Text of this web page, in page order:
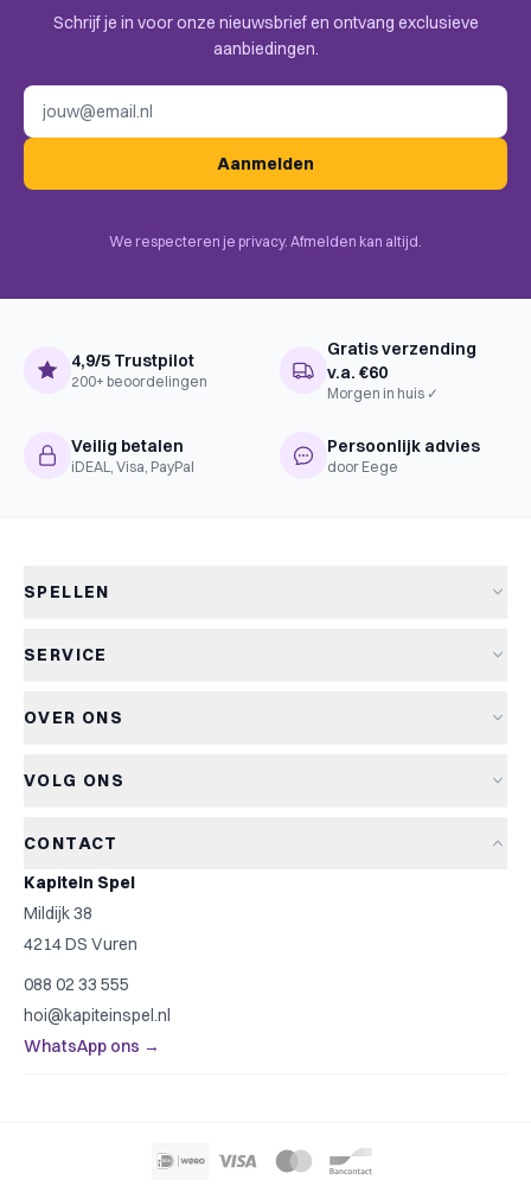
Categories
Mechanics
Complexiteit
Ravensburger
Schrijf je in voor onze nieuwsbrief en ontvang exclusieve
aanbiedingen.
Aanmelden
We respecteren je privacy. Afmelden kan altijd.
4,9/5 Trustpilot
200+ beoordelingen
Gratis verzending
v.a. €60
Morgen in huis ✓
Veilig betalen
iDEAL, Visa, PayPal
Persoonlijk advies
door Eege
SPELLEN
Nieuwe spellen
Kinderspellen
Top 10
SERVICE
Retourneren
OVER ONS
Het Kapiteinsspel
Spelregels
Contact
VOLG ONS
CONTACT
Kapitein Spel
Mildijk 38
4214 DS Vuren
088 02 33 555
hoi@kapiteinspel.nl
WhatsApp ons →